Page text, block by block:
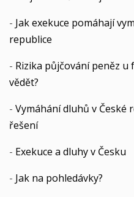
- Jak exekuce pomáhají
republice
- Rizika půjčování peněz u
vědět?
- Vymáhání dluhů v České
řešení
- Exekuce a dluhy v Česku
- Jak na pohledávky?